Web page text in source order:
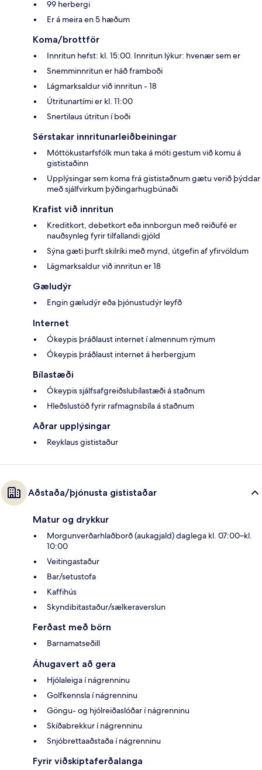
99 herbergi
Er á meira en 5 hæðum
Koma/brottför
Innritun hefst: kl. 15:00. Innritun lýkur: hvenær sem er
Snemminnritun er háð framboði
Lágmarksaldur við innritun - 18
Útritunartími er kl. 11:00
Snertilaus útritun í boði
Sérstakar innritunarleiðbeiningar
Móttökustarfsfólk mun taka á móti gestum við komu á
gististaðinn
Upplýsingar sem koma frá gististaðnum gætu verið þýddar
með sjálfvirkum þýðingarhugbúnaði
Krafist við innritun
Kreditkort, debetkort eða innborgun með reiðufé er
nauðsynleg fyrir tilfallandi gjöld
Sýna gæti þurft skilríki með mynd, útgefin af yfirvöldum
Lágmarksaldur við innritun er 18
Gæludýr
Engin gæludýr eða þjónustudýr leyfð
Internet
Ókeypis þráðlaust internet í almennum rýmum
Ókeypis þráðlaust internet á herbergjum
Bílastæði
Ókeypis sjálfsafgreiðslubílastæði á staðnum
Hleðslustöð fyrir rafmagnsbíla á staðnum
Aðrar upplýsingar
Reyklaus gististaður
Aðstaða/þjónusta gististaðar
Matur og drykkur
Morgunverðarhlaðborð (aukagjald) daglega kl. 07:00–kl.
10:00
Veitingastaður
Bar/setustofa
Kaffihús
Skyndibitastaður/sælkeraverslun
Ferðast með börn
Barnamatseðill
Áhugavert að gera
Hjólaleiga í nágrenninu
Golfkennsla í nágrenninu
Göngu- og hjólreiðaslóðar í nágrenninu
Skíðabrekkur í nágrenninu
Snjóbrettaaðstaða í nágrenninu
Fyrir viðskiptaferðalanga